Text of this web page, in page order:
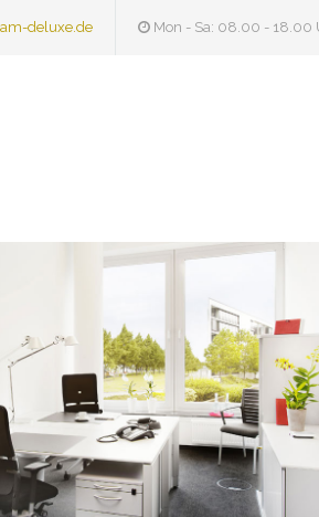
deluxe.de Mon - Sa: 08.00 - 18.00